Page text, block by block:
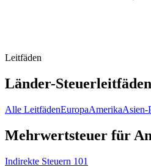
Leitfäden
Länder-Steuerleitfäden
Alle LeitfädenEuropaAmerikaAsien-
Mehrwertsteuer für
Indirekte Steuern 101